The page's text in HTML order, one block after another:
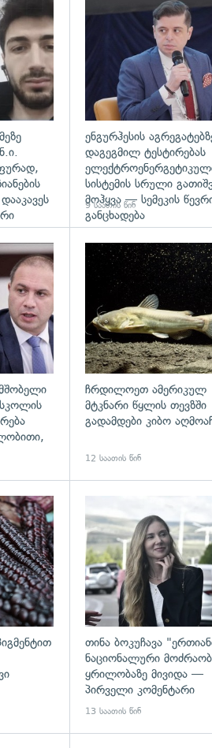
ენგურჰესის
დაგეგმილ ტესტირებას
სისტემის სრული
მოჰყვა — სემეკის
განცხადება
9 საათის წინ
გადახედვა
სკოლის
ჩრდილოეთ ამერიკულ
მტკნარი წყლის თევზში
გადამდები კიბო
12 საათის წინ
თინა ბოკუჩავა
ნაციონალური
ყრილობაზე მივიდა —
პირველი კომენტარი
13 საათის წინ